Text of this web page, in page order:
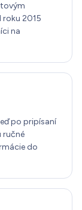
2015
na
po pripísaní
ručné
do